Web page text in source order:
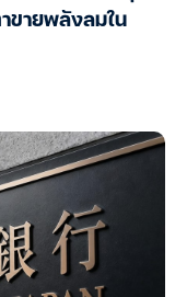
ขายพลังลมใน